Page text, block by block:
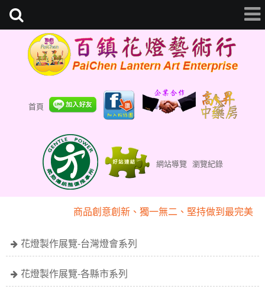
首頁
網站導覽 瀏覽紀錄
『百鎮花燈藝術行』專業為您客製化
商品創意創新、獨一無二、堅持做到最完美
『百鎮花燈藝術行』專業為您客製化
商品創意創新、獨一無二、堅持做到最完美
花燈製作展覽-台灣燈會系列
花燈製作展覽-各縣市系列